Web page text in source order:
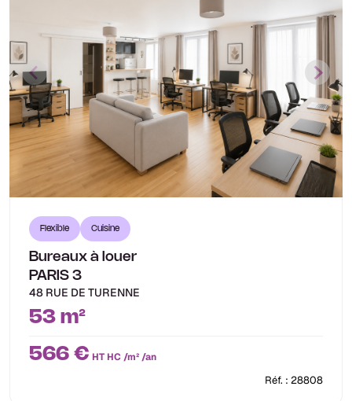
Flexible Cuisine
Bureaux à louer
PARIS 3
48 RUE DE TURENNE
53 m²
566 € HT HC /m² /an
Réf. : 28808